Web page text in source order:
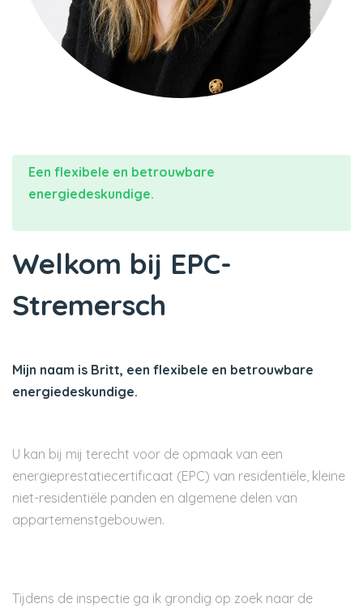
Een flexibele en betrouwbare
energiedeskundige.
Welkom bij EPC-
Stremersch
Mijn naam is Britt, een flexibele en betrouwbare
energiedeskundige.
U kan bij mij terecht voor de opmaak van een
energieprestatiecertificaat (EPC) van residentiële, kleine
niet-residentiële panden en algemene delen van
appartemenstgebouwen.
Tijdens de inspectie ga ik grondig op zoek naar de